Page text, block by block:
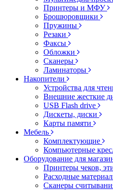
Принтеры и МФУ
Брошюровщики
Пружины
Резаки
Факсы
Обложки
Сканеры
Ламинаторы
Накопители
Устройства для
Внешние жесткие
USB Flash drive
Дискеты, диски
Карты памяти
Мебель
Комплектующие
Компьютерные
Оборудование для
Принтеры чеков,
Расходные
Сканеры